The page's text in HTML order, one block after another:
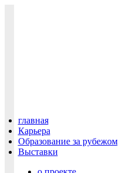
главная
Карьера
Образование за рубежом
Выставки